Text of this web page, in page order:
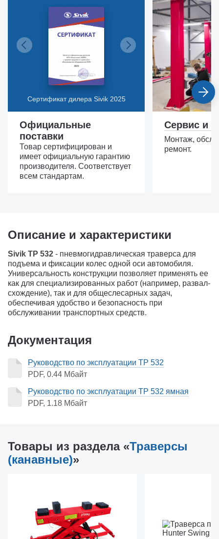
Сертификат дилера Sivik 2025
Официальные
поставки
Товар сертифицирован и
имеет официальную гарантию
производителя. Соответствует
всем стандартам.
Сервис и
Монтаж,
ремонт.
Описание и характеристики
Sivik ТР 532 - пневмогидравлическая траверса для
подъема и фиксации колес одной оси автомобиля.
Универсальность конструкции позволяет применять ее
как для специализированных работ (например, развал-
схождение), так и для общеслесарных задач,
обеспечивая удобство и безопасность при
обслуживании транспортных средств.
Документация
Руководство по эксплуатации TP 532
PDF, 0.44 Мбайт
Руководство по эксплуатации TP 532 ямная
PDF, 1.18 Мбайт
Товары из раздела «Траверсы
(канавные)»